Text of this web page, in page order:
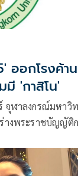
ออกโรงค้า
มี 'กาสิโน'
ฬาลงกรณ์มหาวิ
างพระราชบัญญัติ